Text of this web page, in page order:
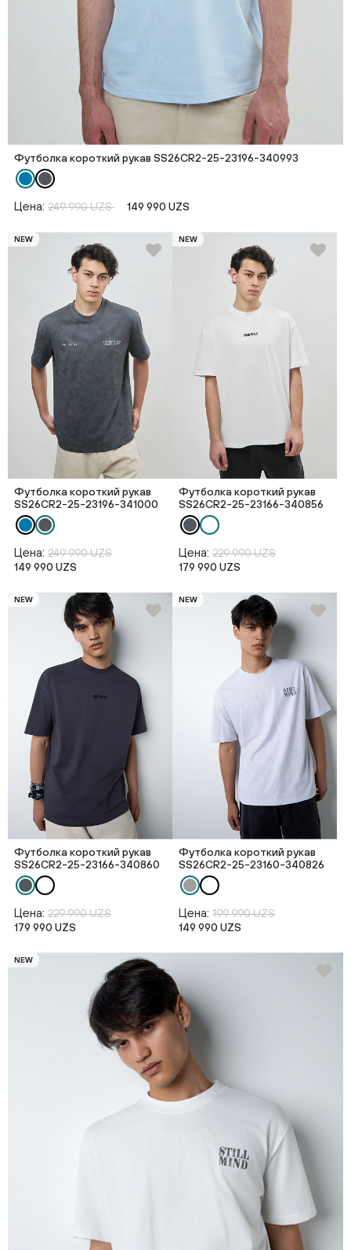
Футболка короткий рукав SS26CR2-25-23196-340993
Цена: 249 990 UZS 149 990 UZS
NEW
Футболка короткий рукав
SS26CR2-25-23196-341000
Цена: 249 990 UZS
149 990 UZS
NEW
Футболка короткий рукав
SS26CR2-25-23166-340856
Цена: 229 990 UZS
179 990 UZS
NEW
Футболка короткий рукав
SS26CR2-25-23166-340860
Цена: 229 990 UZS
179 990 UZS
NEW
Футболка короткий рукав
SS26CR2-25-23160-340826
Цена: 199 990 UZS
149 990 UZS
NEW